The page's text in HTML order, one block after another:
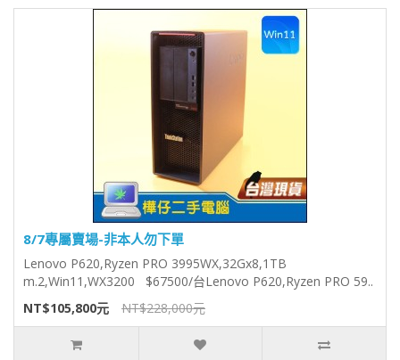
8/7專屬賣場-非本人勿下單
Lenovo P620,Ryzen PRO 3995WX,32Gx8,1TB
m.2,Win11,WX3200 $67500/台Lenovo P620,Ryzen PRO 59..
NT$105,800元
NT$228,000元